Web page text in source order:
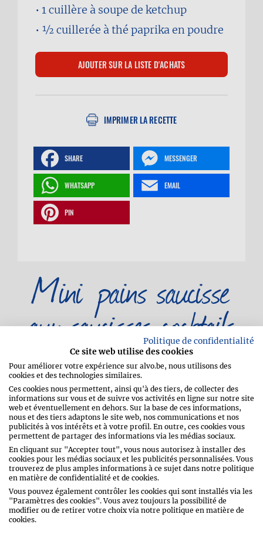
1 cuillère à soupe de ketchup
1⁄2 cuillerée à thé paprika en poudre
IMPRIMER LA RECETTE
SHARE MESSENGER
WHATSAPP EMAIL
PIN
Mini pains saucisse
aux saucisses cocktails
Préchauffez le four à 200 °C. Recouvrez
une plaque de cuisson de papier cuisson.
Déroulez la pâte à croissants et pressez
bien les jointures. Badigeonnez-la d’une
fine couche de moutarde.
Politique de confidentialité
Ce site web utilise des cookies
Pour améliorer votre expérience sur alvo.be, nous utilisons des
cookies et des technologies similaires.
Ces cookies nous permettent, ainsi qu'à des tiers, de collecter des
informations sur vous et de suivre vos activités en ligne sur notre site
web et éventuellement en dehors. Sur la base de ces informations,
nous et des tiers adaptons le site web, nos communications et nos
publicités à vos intérêts et à votre profil. En outre, ces cookies vous
permettent de partager des informations via les médias sociaux.
En cliquant sur "Accepter tout", vous nous autorisez à installer des
cookies pour les médias sociaux et les publicités personnalisées. Vous
trouverez de plus amples informations à ce sujet dans notre politique
en matière de confidentialité et de cookies.
Vous pouvez également contrôler les cookies qui sont installés via les
"Paramètres des cookies". Vous avez toujours la possibilité de
modifier ou de retirer votre choix via notre politique en matière de
cookies.